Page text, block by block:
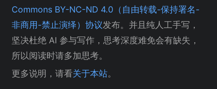
Commons BY-NC-ND 4.0（自由转载-保持署名-
非商用-禁止演绎）协议发布。并且纯人工手写，
坚决杜绝 AI 参与写作，思考深度难免会有缺失，
所以阅读时请多加思考。
更多说明，请看关于本站。